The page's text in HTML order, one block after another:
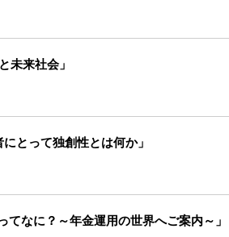
未来社会」
とって独創性とは何か」
なに？～年金運用の世界へご案内～」